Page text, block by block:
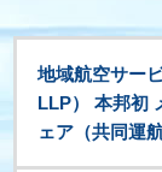
地域航空サー
LLP） 本邦初
ェア（共同運